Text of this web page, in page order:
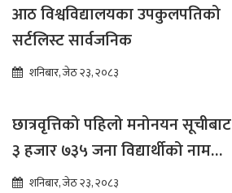
आठ विश्वविद्यालयका उपकुलपतिको
सर्टलिस्ट सार्वजनिक
शनिबार, जेठ २३, २०८३
छात्रवृत्तिको पहिलो मनोनयन सूचीबाट
३ हजार ७३५ जना विद्यार्थीको नाम
भर्नाका लागि सिफारिस
शनिबार, जेठ २३, २०८३